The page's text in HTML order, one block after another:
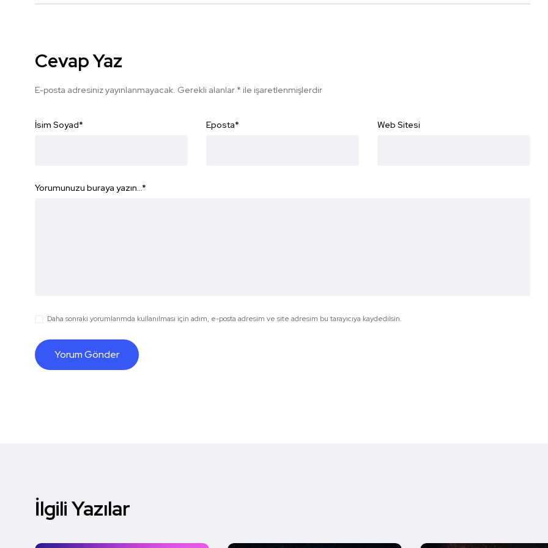
Cevap Yaz
E-posta adresiniz yayınlanmayacak. Gerekli alanlar * ile işaretlenmişlerdir
İsim Soyad* Eposta* Web Sitesi
Yorumunuzu buraya yazın...*
Daha sonraki yorumlarımda kullanılması için adım, e-posta adresim ve site adresim bu tarayıcıya kaydedilsin.
İlgili Yazılar